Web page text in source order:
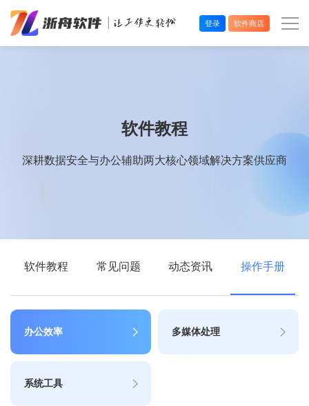
登录 软件商店
软件教程
深耕数据安全与办公辅助两大核心领域解决方案供应商
软件教程 常见问题 动态资讯 操作手册
办公效率 多媒体处理
系统工具